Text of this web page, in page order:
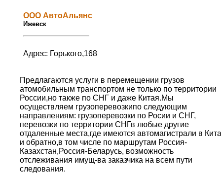
ООО АвтоАльянс
Ижевск
Адрес: Горького,168
Предлагаются услуги в перемещении грузов
атомобильным транспортом не только по территории
России,но также по СНГ и даже Китая.Мы
осуществляем грузоперевозкипо следующим
направлениям: грузоперевозки по Росии и СНГ,
перевозки по территории СНГв любые другие
отдаленные места,где имеются автомагистрали в
и обратно,в том числе по маршрутам Россия-
Казахстан,Россия-Беларусь, возможность
отслеживания имущ-ва заказчика на всем пути
следования.